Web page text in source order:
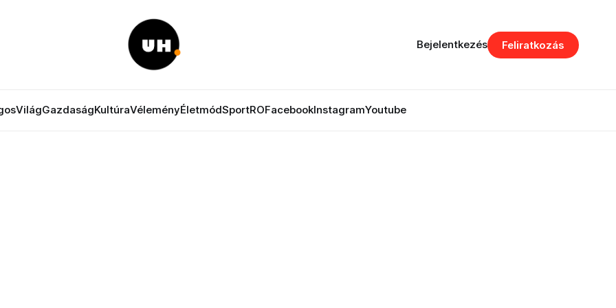
VilágGazdaságKultúraVéleményÉletmódSportROFacebookInstagramYoutube
Bejelentkezés Feliratkozás